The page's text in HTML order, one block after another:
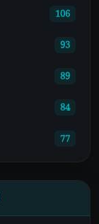
106
93
89
84
77